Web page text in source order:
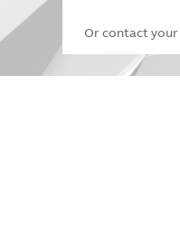
Or contact your